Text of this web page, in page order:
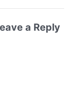
a Reply